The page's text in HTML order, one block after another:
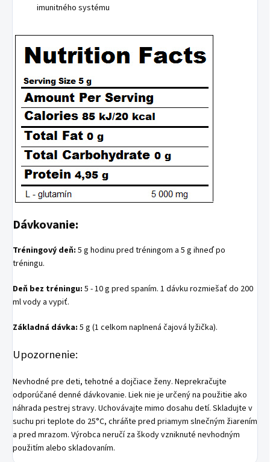
imunitného systému
Dávkovanie:
Tréningový deň: 5 g hodinu pred tréningom a 5 g ihneď po
tréningu.
Deň bez tréningu: 5 - 10 g pred spaním. 1 dávku rozmiešať do 200
ml vody a vypiť.
Základná dávka: 5 g (1 celkom naplnená čajová lyžička).
Upozornenie:
Nevhodné pre deti, tehotné a dojčiace ženy. Neprekračujte
odporúčané denné dávkovanie. Liek nie je určený na použitie ako
náhrada pestrej stravy. Uchovávajte mimo dosahu detí. Skladujte v
suchu pri teplote do 25°C, chráňte pred priamym slnečným žiarením
a pred mrazom. Výrobca neručí za škody vzniknuté nevhodným
použitím alebo skladovaním.